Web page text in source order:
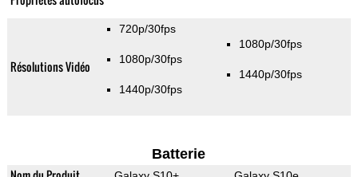
Résolutions Vidéo
720p/30fps
1080p/30fps
1440p/30fps
1080p/30fps
1440p/30fps
Batterie